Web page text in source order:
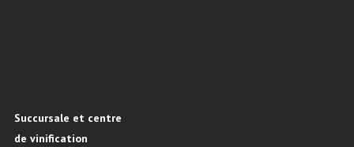
Succursale et centre
de vinification